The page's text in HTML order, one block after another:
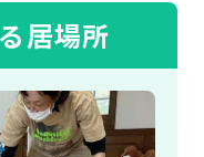
居場所